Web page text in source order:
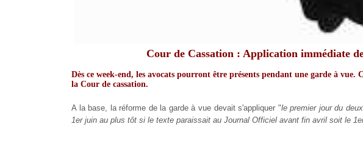
Cour de Cassation : Application immédiate
Dès ce week-end, les avocats pourront être présents pendant une garde à
la Cour de cassation.
A la base, la réforme de la garde à vue devait s'appliquer "le premier jour du
1er juin au plus tôt si le texte paraissait au Journal Officiel avant fin avril soit le